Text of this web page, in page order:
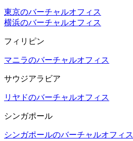
東京のバーチャルオフィス
横浜のバーチャルオフィス
フィリピン
マニラのバーチャルオフィス
サウジアラビア
リヤドのバーチャルオフィス
シンガポール
シンガポールのバーチャルオフィス